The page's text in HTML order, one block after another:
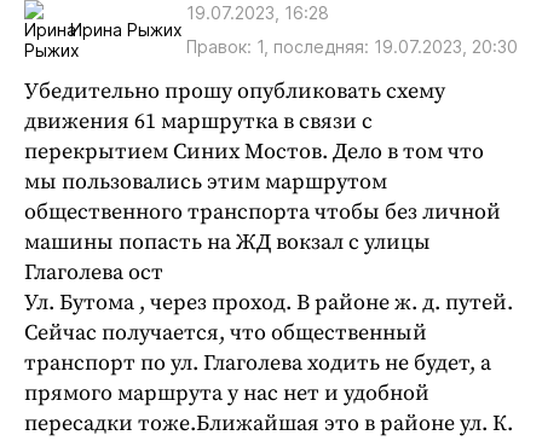
Ирина Рыжих
19.07.2023, 16:28
Правок: 1, последняя: 19.07.2023, 20:30
Убедительно прошу опубликовать схему
движения 61 маршрутка в связи с
перекрытием Синих Мостов. Дело в том что
мы пользовались этим маршрутом
общественного транспорта чтобы без личной
машины попасть на ЖД вокзал с улицы
Глаголева ост
Ул. Бутома , через проход. В районе ж. д. путей.
Сейчас получается, что общественный
транспорт по ул. Глаголева ходить не будет, а
прямого маршрута у нас нет и удобной
пересадки тоже.Ближайшая это в районе ул. К.